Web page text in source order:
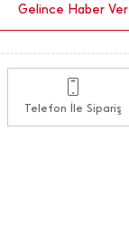
Gelince Haber Ver
Telefon İle Sipariş